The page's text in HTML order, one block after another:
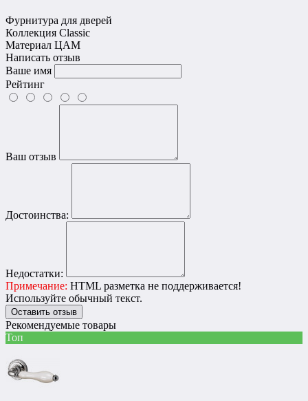
Фурнитура для дверей
Коллекция Classic
Материал ЦАМ
Написать отзыв
Ваше имя
Рейтинг
Ваш отзыв
Достоинства:
Недостатки:
Примечание: HTML разметка не поддерживается!
Используйте обычный текст.
Оставить отзыв
Рекомендуемые товары
Топ